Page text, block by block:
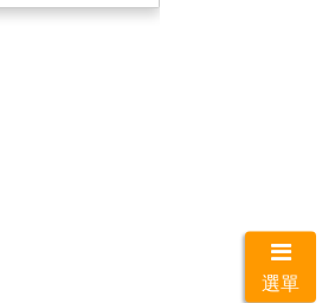
選單